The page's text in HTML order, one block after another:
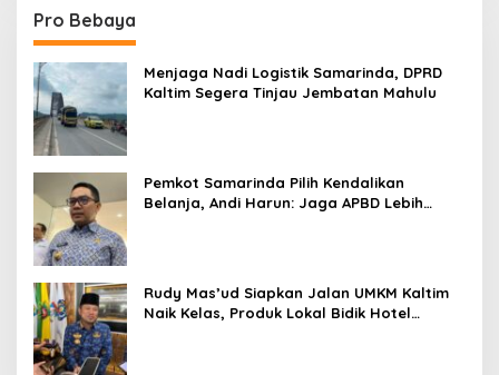
Pro Bebaya
Menjaga Nadi Logistik Samarinda, DPRD
Kaltim Segera Tinjau Jembatan Mahulu
Pemkot Samarinda Pilih Kendalikan
Belanja, Andi Harun: Jaga APBD Lebih
Rudy Mas’ud Siapkan Jalan UMKM Kaltim
Naik Kelas, Produk Lokal Bidik Hotel